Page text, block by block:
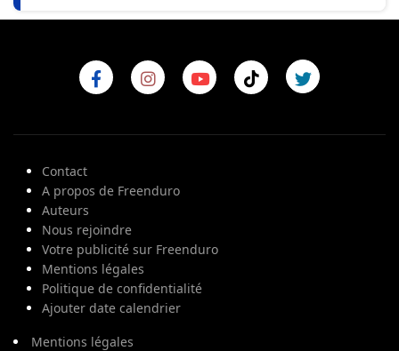
Contact
A propos de Freenduro
Auteurs
Nous rejoindre
Votre publicité sur Freenduro
Mentions légales
Politique de confidentialité
Ajouter date calendrier
Mentions légales